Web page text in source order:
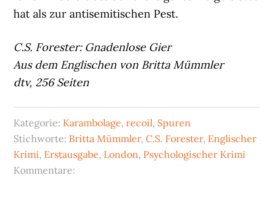
hat als zur antisemitischen Pest.
C.S. Forester: Gnadenlose Gier
Aus dem Englischen von Britta Mümmler
dtv, 256 Seiten
Kategorie: Karambolage,recoil, Spuren
Stichworte: Britta Mümmler,C.S. Forester, Englischer
Krimi, Erstausgabe, London, Psychologischer Krimi
Kommentare: